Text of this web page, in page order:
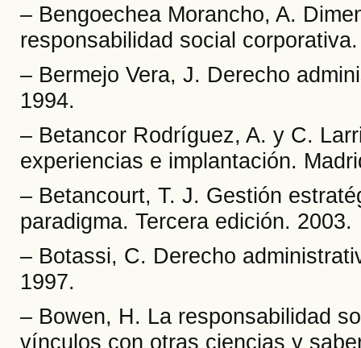
– Bengoechea Morancho, A.
responsabilidad social
– Bermejo Vera, J. Derecho
1994.
– Betancor Rodríguez, A. y C.
experiencias e implantación.
– Betancourt, T. J. Gestión
paradigma. Tercera edición. 2003.
– Botassi, C. Derecho
1997.
– Bowen, H. La responsabilidad
vínculos con otras ciencias y